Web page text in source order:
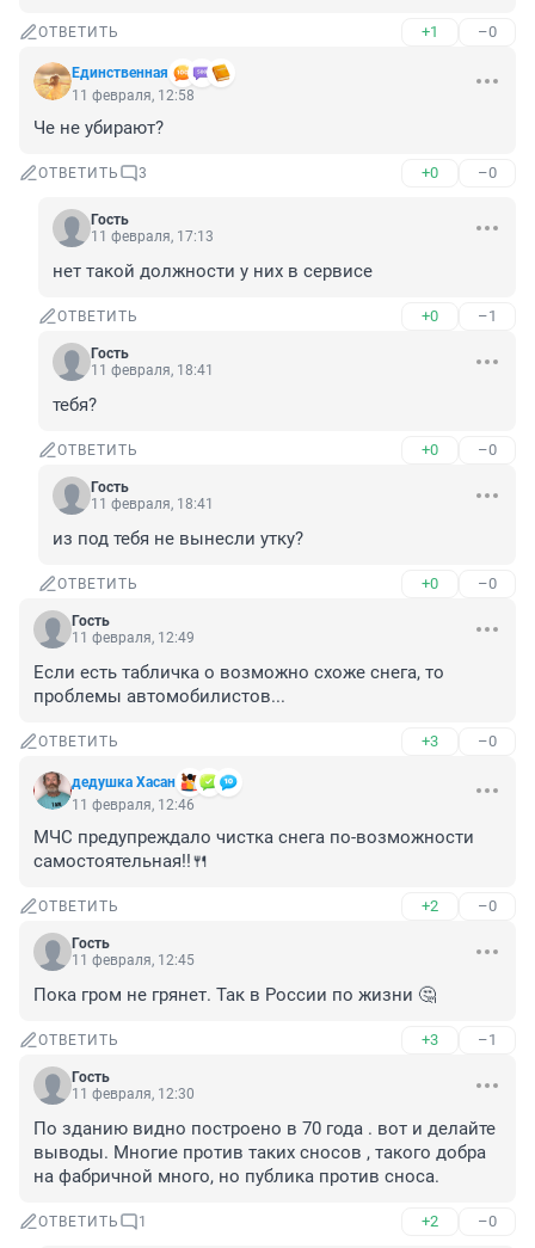
ОТВЕТИТЬ +1 –0
Единственная
11 февраля, 12:58
Че не убирают?
ОТВЕТИТЬ 3 +0 –0
Гость
11 февраля, 17:13
нет такой должности у них в сервисе
ОТВЕТИТЬ +0 –1
Гость
11 февраля, 18:41
тебя?
ОТВЕТИТЬ +0 –0
Гость
11 февраля, 18:41
из под тебя не вынесли утку?
ОТВЕТИТЬ +0 –0
Гость
11 февраля, 12:49
Если есть табличка о возможно схоже снега, то
проблемы автомобилистов...
ОТВЕТИТЬ +3 –0
дедушка Хасан
11 февраля, 12:46
МЧС предупреждало чистка снега по-возможности
самостоятельная!!🍴
ОТВЕТИТЬ +2 –0
Гость
11 февраля, 12:45
Пока гром не грянет. Так в России по жизни 🤔
ОТВЕТИТЬ +3 –1
Гость
11 февраля, 12:30
По зданию видно построено в 70 года . вот и делайте
выводы. Многие против таких сносов , такого добра
на фабричной много, но публика против сноса.
ОТВЕТИТЬ 1 +2 –0